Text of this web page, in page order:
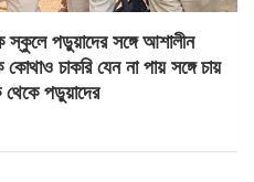
পড়ুয়াদের সঙ্গে আশালীন
চাকরি যেন না পায় সঙ্গে চায়
থেকে পড়ুয়াদের